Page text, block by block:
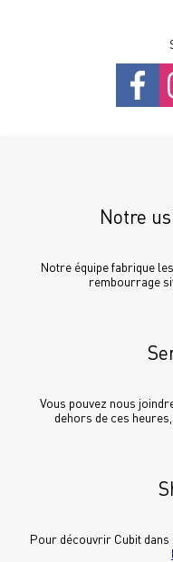
Notre
Notre équipe fabrique
rembourrage
Vous pouvez nous
dehors de ces
Pour découvrir Cubit dans